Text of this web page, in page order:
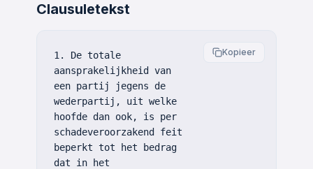
Clausuletekst
Kopieer
1. De totale
aansprakelijkheid van
een partij jegens de
wederpartij, uit welke
hoofde dan ook, is per
schadeveroorzakend feit
beperkt tot het bedrag
dat in het